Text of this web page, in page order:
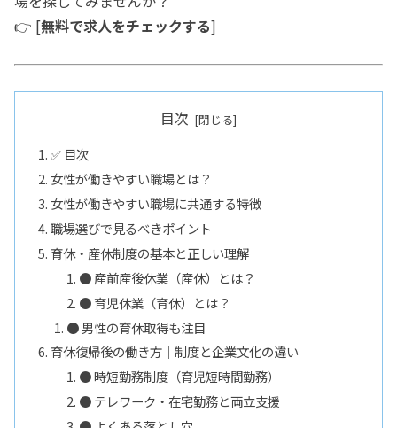
👉 [無料で求人をチェックする]
目次
✅ 目次
女性が働きやすい職場とは？
女性が働きやすい職場に共通する特徴
職場選びで見るべきポイント
育休・産休制度の基本と正しい理解
● 産前産後休業（産休）とは？
● 育児休業（育休）とは？
● 男性の育休取得も注目
育休復帰後の働き方｜制度と企業文化の違い
● 時短勤務制度（育児短時間勤務）
● テレワーク・在宅勤務と両立支援